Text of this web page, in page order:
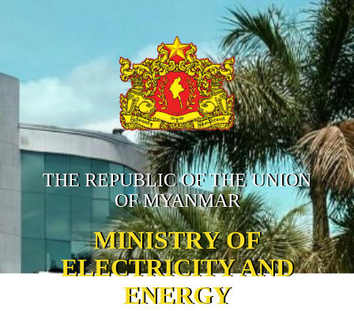
THE REPUBLIC OF THE UNION
OF MYANMAR
MINISTRY OF
ELECTRICITY AND
ENERGY